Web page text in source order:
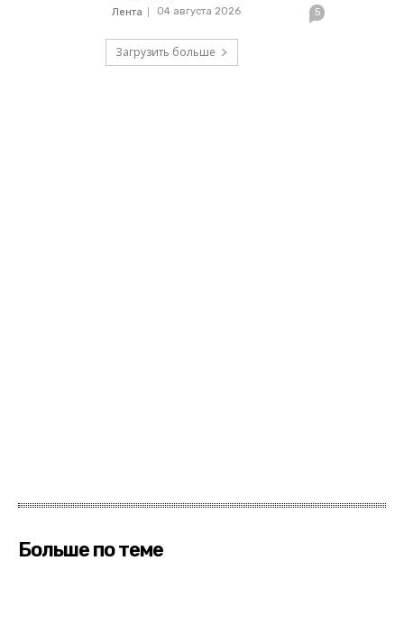
Лента 04 августа 2026 5
Загрузить больше
Больше по теме